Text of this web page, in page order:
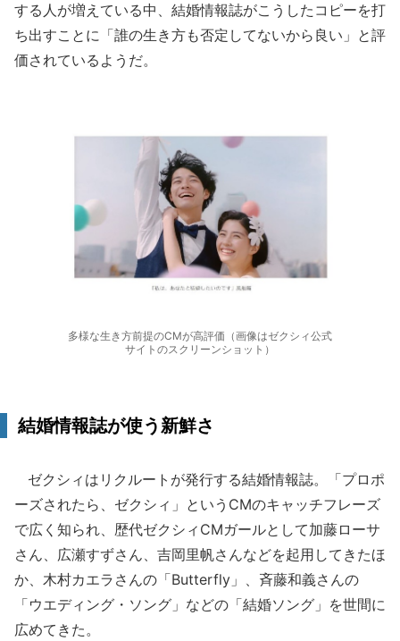
する人が増えている中、結婚情報誌がこうしたコピーを打
ち出すことに「誰の生き方も否定してないから良い」と評
価されているようだ。
多様な生き方前提のCMが高評価（画像はゼクシィ公式
サイトのスクリーンショット）
結婚情報誌が使う新鮮さ
ゼクシィはリクルートが発行する結婚情報誌。「プロポ
ーズされたら、ゼクシィ」というCMのキャッチフレーズ
で広く知られ、歴代ゼクシィCMガールとして加藤ローサ
さん、広瀬すずさん、吉岡里帆さんなどを起用してきたほ
か、木村カエラさんの「Butterfly」、斉藤和義さんの
「ウエディング・ソング」などの「結婚ソング」を世間に
広めてきた。